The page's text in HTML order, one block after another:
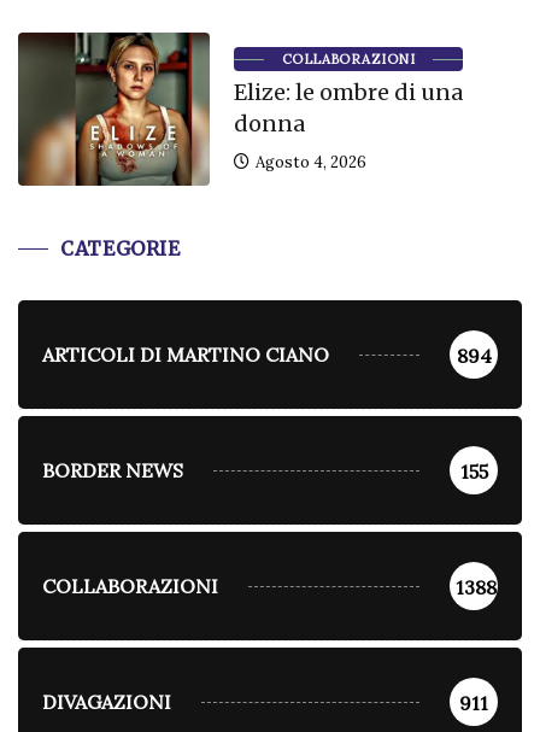
COLLABORAZIONI
Elize: le ombre di una
donna
Agosto 4, 2026
CATEGORIE
ARTICOLI DI MARTINO CIANO 894
BORDER NEWS 155
COLLABORAZIONI 1388
DIVAGAZIONI 911